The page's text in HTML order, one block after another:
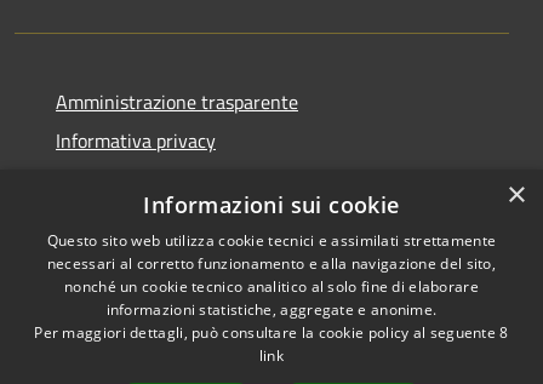
Amministrazione trasparente
Informativa privacy
Dichiarazione di accessibilità
RSS
Copyright © 2026 • Comune di
×
Informazioni sui cookie
Questo sito web utilizza cookie tecnici e assimilati strettamente
necessari al corretto funzionamento e alla navigazione del sito,
nonché un cookie tecnico analitico al solo fine di elaborare
informazioni statistiche, aggregate e anonime.
Per maggiori dettagli, può consultare la cookie policy al seguente8
link